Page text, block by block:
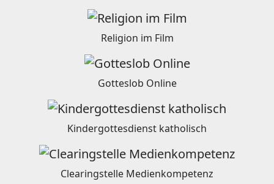
Religion im Film
Gotteslob Online
Kindergottesdienst katholisch
Clearingstelle Medienkompetenz